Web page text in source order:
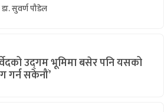
डा. सुवर्ण पौडेल
उद्‍गम भूमिमा बसेर पनि यसको
गर्न सकेनौं’